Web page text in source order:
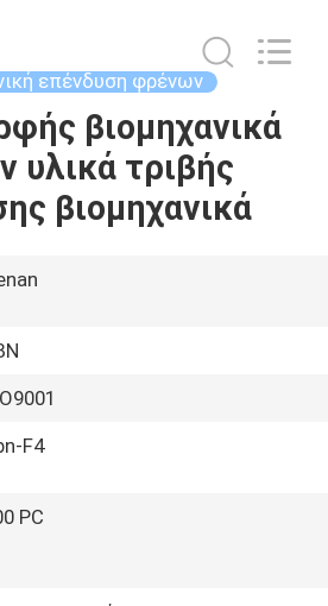
επένδυση φρένων
βιομηχανικά
υλικά τριβής
βιομηχανικά
F4
PC